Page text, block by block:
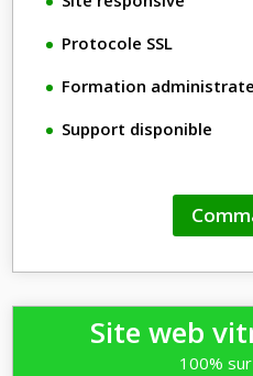
Protocole SSL
Formation
Support disponible
Site web
100%